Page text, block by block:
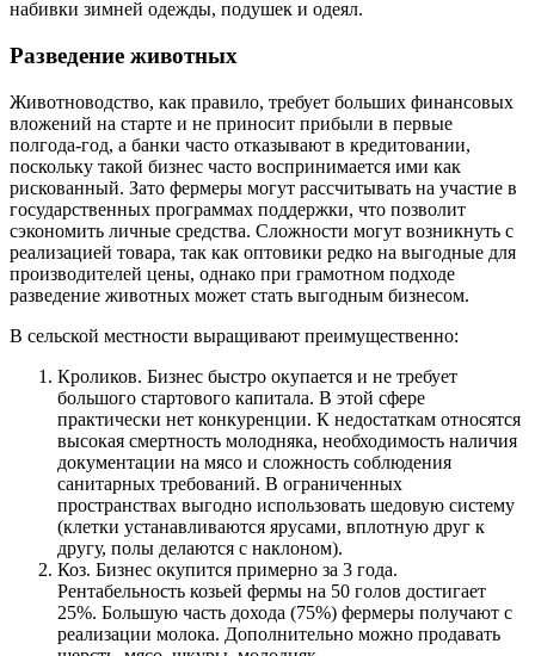
набивки зимней одежды, подушек и одеял.
Разведение животных
Животноводство, как правило, требует больших финансовых
вложений на старте и не приносит прибыли в первые
полгода-год, а банки часто отказывают в кредитовании,
поскольку такой бизнес часто воспринимается ими как
рискованный. Зато фермеры могут рассчитывать на участие в
государственных программах поддержки, что позволит
сэкономить личные средства. Сложности могут возникнуть с
реализацией товара, так как оптовики редко на выгодные для
производителей цены, однако при грамотном подходе
разведение животных может стать выгодным бизнесом.
В сельской местности выращивают преимущественно:
Кроликов. Бизнес быстро окупается и не требует
большого стартового капитала. В этой сфере
практически нет конкуренции. К недостаткам относятся
высокая смертность молодняка, необходимость наличия
документации на мясо и сложность соблюдения
санитарных требований. В ограниченных
пространствах выгодно использовать шедовую систему
(клетки устанавливаются ярусами, вплотную друг к
другу, полы делаются с наклоном).
Коз. Бизнес окупится примерно за 3 года.
Рентабельность козьей фермы на 50 голов достигает
25%. Большую часть дохода (75%) фермеры получают с
реализации молока. Дополнительно можно продавать